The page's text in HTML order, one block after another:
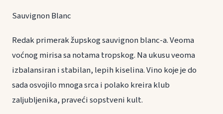
Sauvignon Blanc
Redak primerak župskog sauvignon blanc-a. Veoma
voćnog mirisa sa notama tropskog. Na ukusu veoma
izbalansiran i stabilan, lepih kiselina. Vino koje je do
sada osvojilo mnoga srca i polako kreira klub
zaljubljenika, praveći sopstveni kult.